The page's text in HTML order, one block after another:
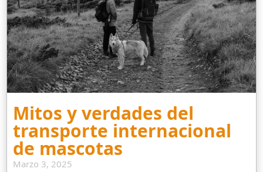
Mitos y verdades del
transporte internacional
de mascotas
Marzo 3, 2025